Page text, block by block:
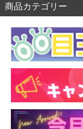
商品カテゴリー